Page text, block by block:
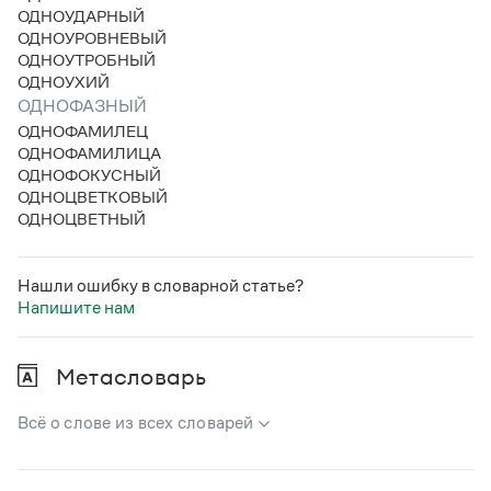
Статьи
Монологи
Интервью
Лекции и подкасты
Рекомендуем
Учебник Грамоты
Правила русского языка: от азов до тонкостей
Интерактивные упражнения: от простого к сложному
Скороговорки
Научпоп
Все книги
ОДНОУДАРНЫЙ
ОДНОУРОВНЕВЫЙ
ОДНОУТРОБНЫЙ
ОДНОУХИЙ
ОДНОФАЗНЫЙ
ОДНОФАМИЛЕЦ
ОДНОФАМИЛИЦА
ОДНОФОКУСНЫЙ
ОДНОЦВЕТКОВЫЙ
ОДНОЦВЕТНЫЙ
Нашли ошибку в словарной статье?
Напишите нам
Метасловарь
Всё о слове из всех словарей
В метасловаре Грамоты в удобном виде собрана вся